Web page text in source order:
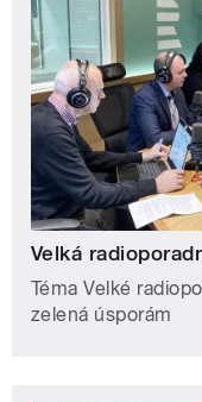
Velká
Téma Velké
zelená úsporám